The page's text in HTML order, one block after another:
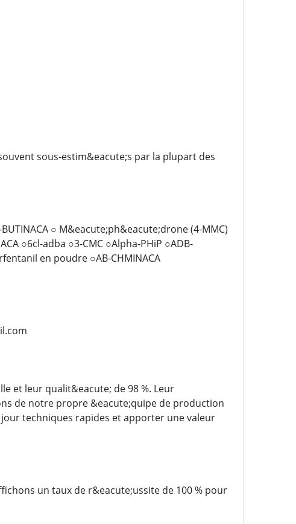
sous-estim&eacute;s par la plupart des
○ M&eacute;ph&eacute;drone (4-MMC)
○6cl-adba ○3-CMC ○Alpha-PHiP ○ADB-
en poudre ○AB-CHMINACA
et leur qualit&eacute; de 98 %. Leur
de notre propre &eacute;quipe de production
techniques rapides et apporter une valeur
un taux de r&eacute;ussite de 100 % pour